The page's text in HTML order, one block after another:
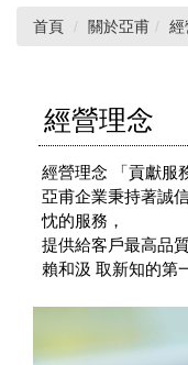
首頁 關於亞甫 經
經營理念
經營理念 「貢獻服
亞甫企業秉持著誠
忱的服務，
提供給客戶最高品
賴和汲 取新知的第